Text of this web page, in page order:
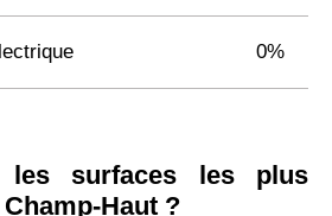
0%
les surfaces les plus
Haut ?